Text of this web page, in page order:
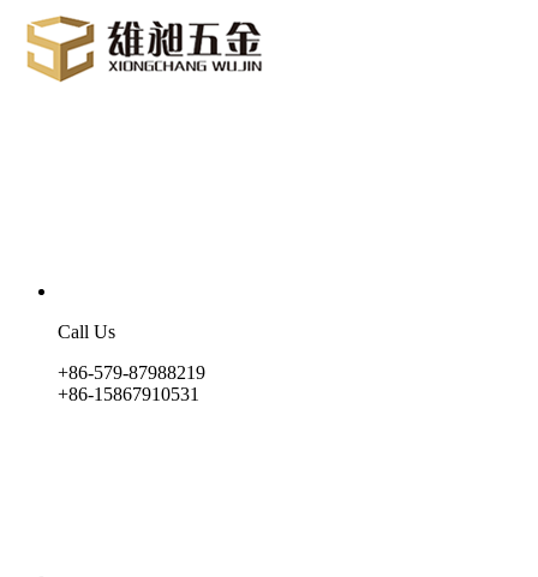
Call Us
+86-579-87988219
+86-15867910531